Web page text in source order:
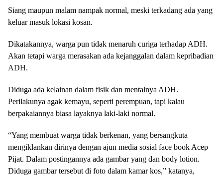
Siang maupun malam nampak normal, meski terkadang ada yang
keluar masuk lokasi kosan.
Dikatakannya, warga pun tidak menaruh curiga terhadap ADH.
Akan tetapi warga merasakan ada kejanggalan dalam kepribadian
ADH.
Diduga ada kelainan dalam fisik dan mentalnya ADH.
Perilakunya agak kemayu, seperti perempuan, tapi kalau
berpakaiannya biasa layaknya laki-laki normal.
“Yang membuat warga tidak berkenan, yang bersangkuta
mengiklankan dirinya dengan ajun media sosial face book Acep
Pijat. Dalam postingannya ada gambar yang dan body lotion.
Diduga gambar tersebut di foto dalam kamar kos,” katanya,